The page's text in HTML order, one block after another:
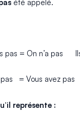
été appelé.
= On n’a pas Ils
= Vous avez pas
représente :